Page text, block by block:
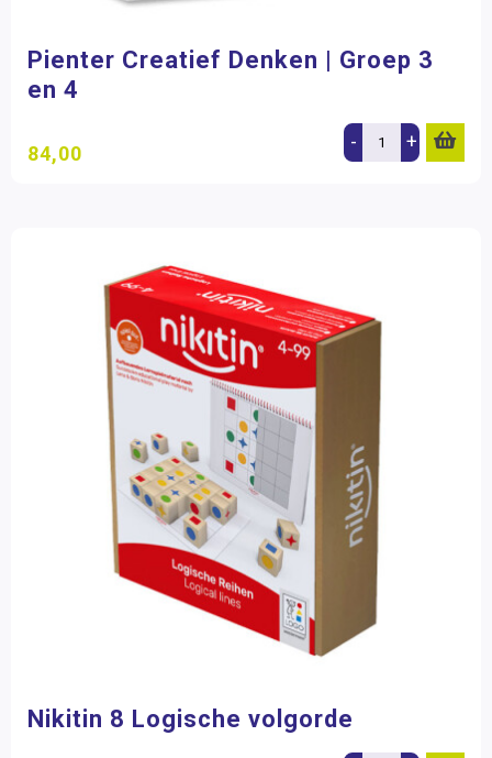
Pienter Creatief Denken | Groep 3
en 4
84,00 - +
Nikitin 8 Logische volgorde